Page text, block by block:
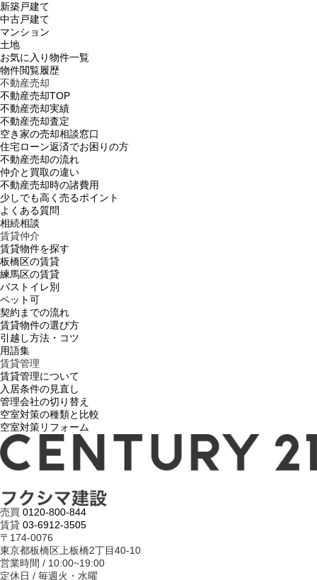
新築戸建て
中古戸建て
マンション
土地
お気に入り物件一覧
物件閲覧履歴
不動産売却
不動産売却TOP
不動産売却実績
不動産売却査定
空き家の売却相談窓口
住宅ローン返済でお困りの方
不動産売却の流れ
仲介と買取の違い
不動産売却時の諸費用
少しでも高く売るポイント
よくある質問
相続相談
賃貸仲介
賃貸物件を探す
板橋区の賃貸
練馬区の賃貸
バストイレ別
ペット可
契約までの流れ
賃貸物件の選び方
引越し方法・コツ
用語集
賃貸管理
賃貸管理について
入居条件の見直し
管理会社の切り替え
空室対策の種類と比較
空室対策リフォーム
売買 0120-800-844
賃貸 03-6912-3505
〒174-0076
東京都板橋区上板橋2丁目40-10
営業時間 / 10:00~19:00
定休日 / 毎週火・水曜